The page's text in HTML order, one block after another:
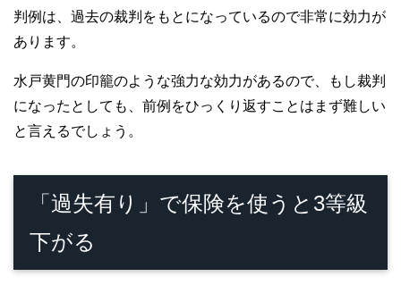
判例は、過去の裁判をもとになっているので非常に効力が
あります。
水戸黄門の印籠のような強力な効力があるので、もし裁判
になったとしても、前例をひっくり返すことはまず難しい
と言えるでしょう。
「過失有り」で保険を使うと3等級
下がる